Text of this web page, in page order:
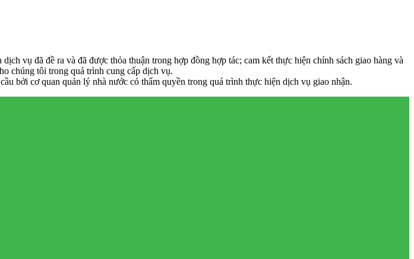
vụ đã đề ra và đã được thỏa thuận trong hợp đồng hợp tác; cam kết thực hiện chính sách giao hàng và
chúng tôi trong quá trình cung cấp dịch vụ.
bởi cơ quan quản lý nhà nước có thẩm quyền trong quá trình thực hiện dịch vụ giao nhận.